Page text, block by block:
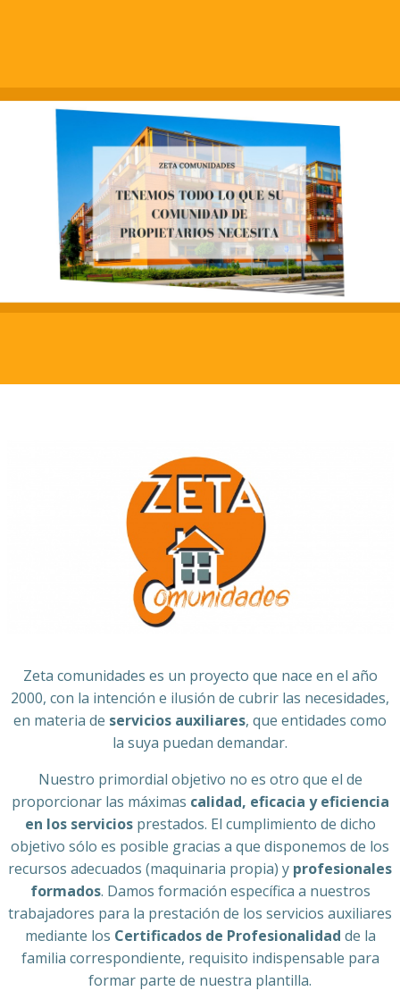
Zeta comunidades es un proyecto que nace en el año
2000, con la intención e ilusión de cubrir las necesidades,
en materia de servicios auxiliares, que entidades como
la suya puedan demandar.
Nuestro primordial objetivo no es otro que el de
proporcionar las máximas calidad, eficacia y eficiencia
en los serviciosprestados. El cumplimiento de dicho
objetivo sólo es posible gracias a que disponemos de los
recursos adecuados (maquinaria propia) y profesionales
formados. Damos formación específica a nuestros
trabajadores para la prestación de los servicios auxiliares
mediante los Certificados de Profesionalidad de la
familia correspondiente, requisito indispensable para
formar parte de nuestra plantilla.